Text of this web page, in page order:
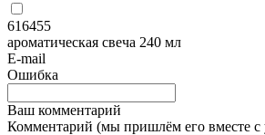
616455
ароматическая свеча 240 мл
E-mail
Ошибка
Ваш комментарий
Комментарий (мы пришлём его вместе с